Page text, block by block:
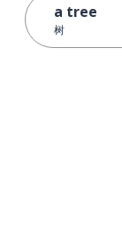
a tree
树